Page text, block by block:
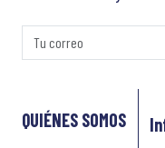
QUIÉNES SOMOS